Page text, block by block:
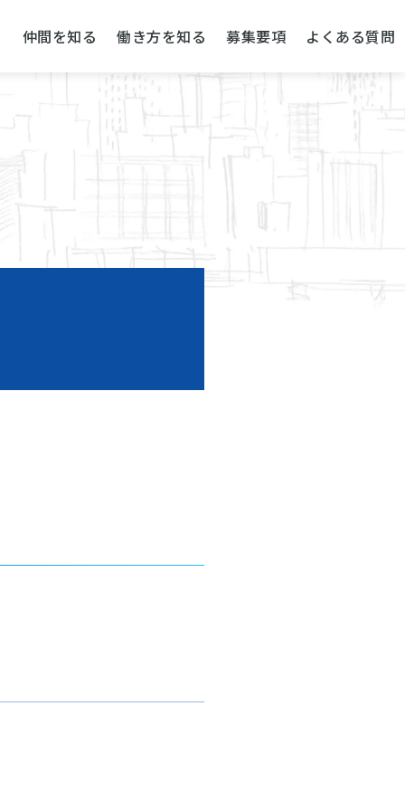
仲間を知る 働き方を知る 募集要項 よくある質問